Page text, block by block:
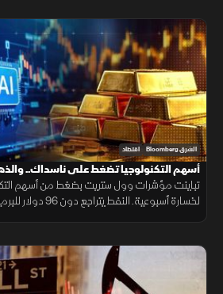
الشرق Bloomberg اقتصاد
أسهم التكنولوجيا تضغط على ناسداك..
تباينت مؤشرات وول ستريت بضغط من أسهم
لخسارة أسبوعية.